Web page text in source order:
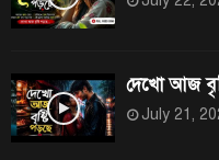
দেখো আজ
July 21,